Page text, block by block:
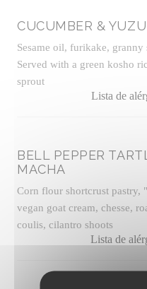
CUCUMBER &
Sesame oil, furikake,
Served with a green kosho
sprout
Lista de
BELL PEPPER
MACHA
Corn flour shortcrust pastry,
vegan goat cream, chesse,
coulis, cilantro shoots
Lista de